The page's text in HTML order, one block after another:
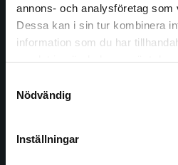
annons- och analysföretag som
Dessa kan i sin tur kombinera
information som du har
Nödvändig
Inställningar
Det verkar som att du
studentlitteratur.se via en
Vi erbjuder inte leveranser
att kunna slutföra ett köp
Studentlitteratur grundades
ledande utbildningsförlag. Med
längs hela kunskapsresan.
Kontakta oss